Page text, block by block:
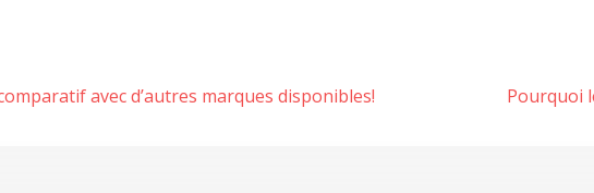
avec d’autres marques disponibles! Pourquoi